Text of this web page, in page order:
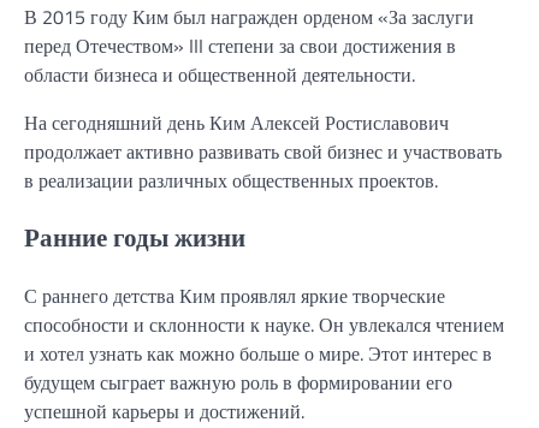
В 2015 году Ким был награжден орденом «За заслуги
перед Отечеством» III степени за свои достижения в
области бизнеса и общественной деятельности.
На сегодняшний день Ким Алексей Ростиславович
продолжает активно развивать свой бизнес и участвовать
в реализации различных общественных проектов.
Ранние годы жизни
С раннего детства Ким проявлял яркие творческие
способности и склонности к науке. Он увлекался чтением
и хотел узнать как можно больше о мире. Этот интерес в
будущем сыграет важную роль в формировании его
успешной карьеры и достижений.